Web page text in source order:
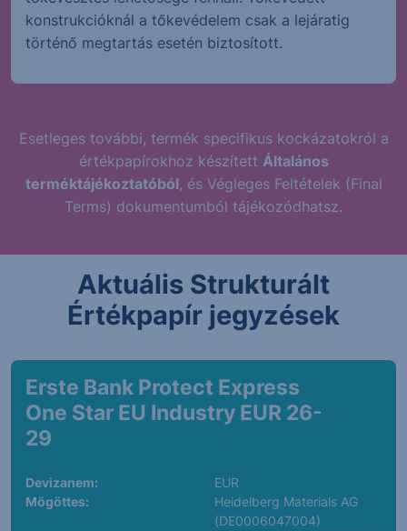
konstrukcióknál a tőkevédelem csak a lejáratig
történő megtartás esetén biztosított.
Esetleges további, termék specifikus kockázatokról a
értékpapírokhoz készített Általános
terméktájékoztatóból, és Végleges Feltételek (Final
Terms) dokumentumból tájékozódhatsz.
Aktuális Strukturált
Értékpapír jegyzések
Erste Bank Protect Express
One Star EU Industry EUR 26-
29
Devizanem:
EUR
Mögöttes:
Heidelberg Materials AG
(DE0006047004)